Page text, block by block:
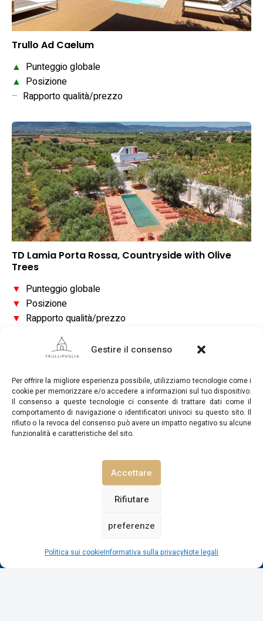
Gestire il consenso
Per offrire la migliore esperienza possibile, utilizziamo tecnologie come i
cookie per memorizzare e/o accedere a informazioni sul tuo dispositivo.
Il consenso a queste tecnologie ci consente di trattare dati come il
comportamento di navigazione o identificatori univoci su questo sito. Il
rifiuto o la revoca del consenso può avere un impatto negativo su alcune
funzionalità e caratteristiche del sito.
Accettare
Rifiutare
preferenze
Politica sui cookieInformativa sulla privacyNote legali
Vedi prezzi / disponibilità
Trullo Ad Caelum
▲ Punteggio globale
▲ Posizione
– Rapporto qualità/prezzo
TD Lamia Porta Rossa, Countryside with Olive
Trees
▼ Punteggio globale
▼ Posizione
▼ Rapporto qualità/prezzo
Tenuta Guarini Trulli On Selva Di Fasano – Happy